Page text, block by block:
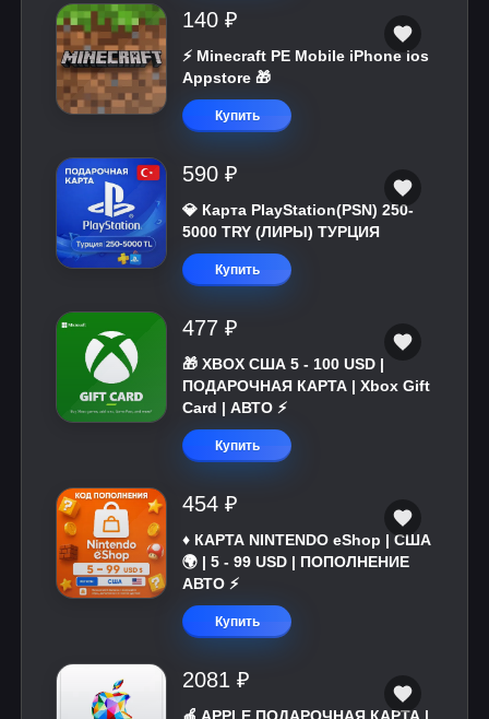
140 ₽
⚡️ Minecraft PE Mobile iPhone ios
Appstore 🎁
Купить
590 ₽
💎 Карта PlayStation(PSN) 250-
5000 TRY (ЛИРЫ) ТУРЦИЯ
Купить
477 ₽
🎁 XBOX США 5 - 100 USD |
ПОДАРОЧНАЯ КАРТА | Xbox Gift
Card | АВТО ⚡
Купить
454 ₽
♦️ КАРТА NINTENDO eShop | США
🌍 | 5 - 99 USD | ПОПОЛНЕНИЕ
АВТО ⚡
Купить
2081 ₽